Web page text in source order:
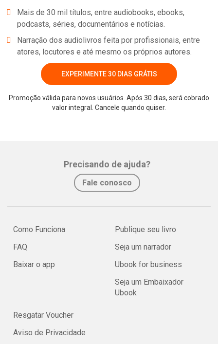
Mais de 30 mil títulos, entre audiobooks, ebooks,
podcasts, séries, documentários e notícias.
Narração dos audiolivros feita por profissionais, entre
atores, locutores e até mesmo os próprios autores.
EXPERIMENTE 30 DIAS GRÁTIS
Promoção válida para novos usuários. Após 30 dias, será cobrado
valor integral. Cancele quando quiser.
Precisando de ajuda?
Fale conosco
Como Funciona
FAQ
Baixar o app
Publique seu livro
Seja um narrador
Ubook for business
Seja um Embaixador
Ubook
Resgatar Voucher
Aviso de Privacidade